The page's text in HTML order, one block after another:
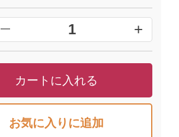
━ 1 +
カートに入れる
お気に入りに追加